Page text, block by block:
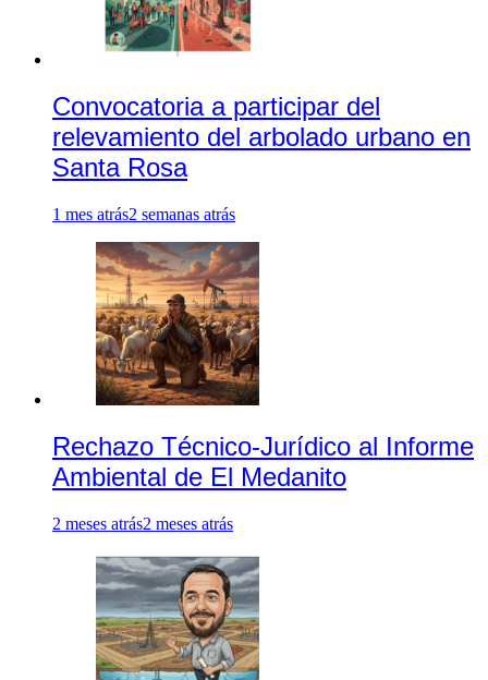
Convocatoria a participar del
relevamiento del arbolado urbano en
Santa Rosa
1 mes atrás2 semanas atrás
Rechazo Técnico-Jurídico al Informe
Ambiental de El Medanito
2 meses atrás2 meses atrás